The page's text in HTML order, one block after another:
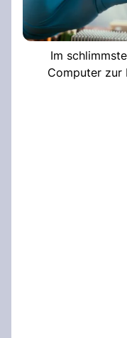
Im
Computer zur